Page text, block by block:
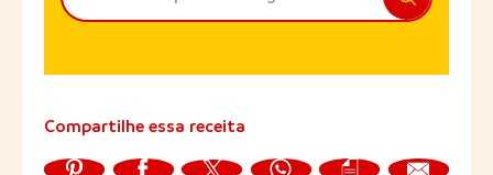
Compartilhe essa receita